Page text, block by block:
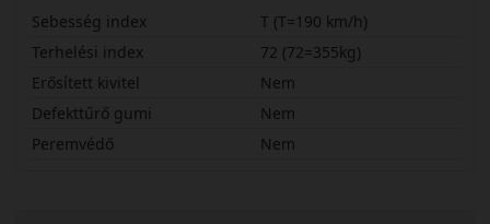
Sebesség index
T (T=190 km/h)
Terhelési index
72 (72=355kg)
Erősített kivitel
Nem
Defekttűrő gumi
Nem
Peremvédő
Nem